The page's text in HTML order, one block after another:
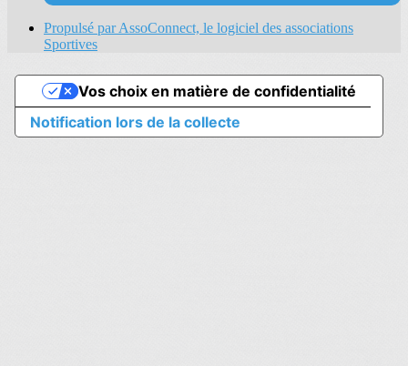
Propulsé par AssoConnect, le logiciel des associations
Sportives
Notification lors de la collecte
Vos choix en matière de confidentialité